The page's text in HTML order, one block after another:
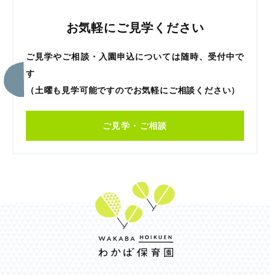
お気軽にご見学ください
ご見学やご相談・入園申込については随時、受付中で
す
（土曜も見学可能ですのでお気軽にご相談ください）
ご見学・ご相談